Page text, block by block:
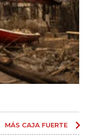
MÁS CAJA FUERTE